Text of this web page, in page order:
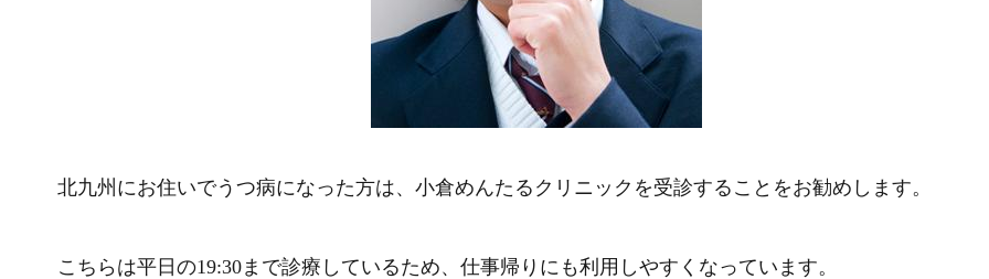
北九州にお住いでうつ病になった方は、小倉めんたるクリニックを受診することをお勧めします。
こちらは平日の19:30まで診療しているため、仕事帰りにも利用しやすくなっています。